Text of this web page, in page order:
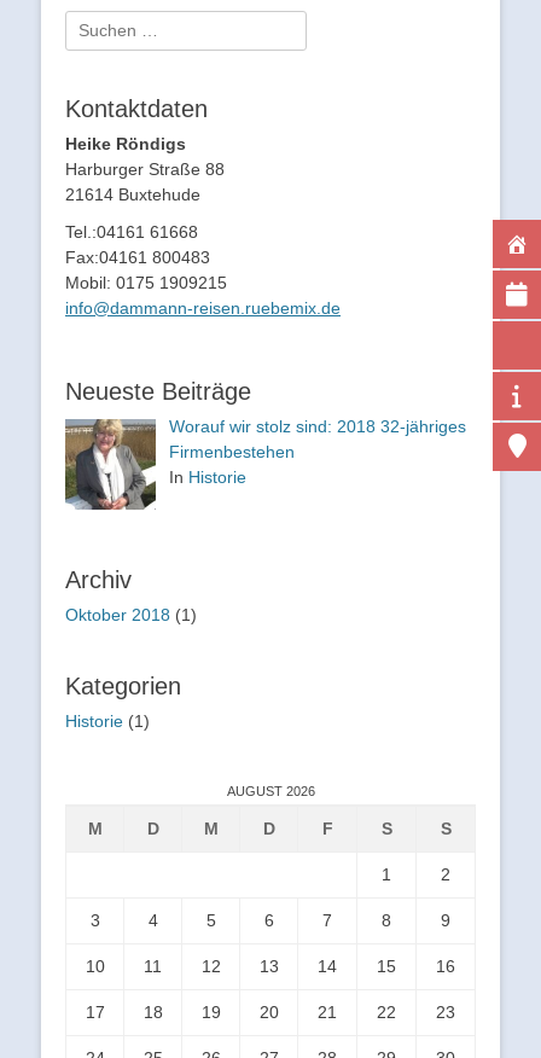
Suchen
nach:
Kontaktdaten
Heike Röndigs
Harburger Straße 88
21614 Buxtehude
Tel.:04161 61668
Fax:04161 800483
Mobil: 0175 1909215
info@dammann-reisen.ruebemix.de
Neueste Beiträge
Worauf wir stolz sind: 2018 32-jähriges
Firmenbestehen
In Historie
Archiv
Oktober 2018 (1)
Kategorien
Historie (1)
AUGUST 2026
M D M D F S S
1 2
3 4 5 6 7 8 9
10 11 12 13 14 15 16
17 18 19 20 21 22 23